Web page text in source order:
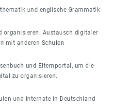
und englische Grammatik
organisieren. Austausch digitaler
mit anderen Schulen
und Elternportal, um die
zu organisieren.
und Internate in Deutschland